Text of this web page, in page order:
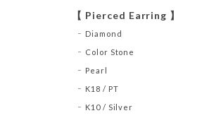
【 Pierced Earring 】
Diamond
Color Stone
Pearl
K18 / PT
K10 / Silver